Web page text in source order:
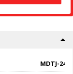
MDTJ-